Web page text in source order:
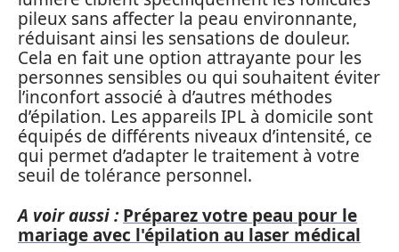
pileux sans affecter la peau environnante,
réduisant ainsi les sensations de douleur.
Cela en fait une option attrayante pour les
personnes sensibles ou qui souhaitent éviter
l’inconfort associé à d’autres méthodes
d’épilation. Les appareils IPL à domicile sont
équipés de différents niveaux d’intensité, ce
qui permet d’adapter le traitement à votre
seuil de tolérance personnel.
A voir aussi : Préparez votre peau pour le
mariage avec l'épilation au laser médical